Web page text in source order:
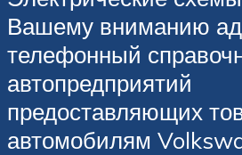
Вашему вниманию
телефонный
автопредприятий
предоставляющих
автомобилям